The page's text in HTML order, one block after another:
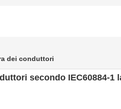
dei conduttori
secondo IEC60884-1